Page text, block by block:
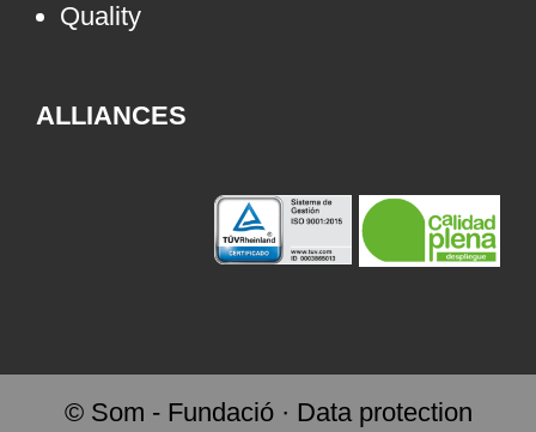
Quality
ALLIANCES
© Som - Fundació · Data protection